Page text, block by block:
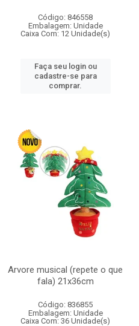
Código: 846558
Embalagem: Unidade
Caixa Com: 12 Unidade(s)
Faça seu login ou
cadastre-se para
comprar.
Arvore musical (repete o que
fala) 21x36cm
Código: 836855
Embalagem: Unidade
Caixa Com: 36 Unidade(s)